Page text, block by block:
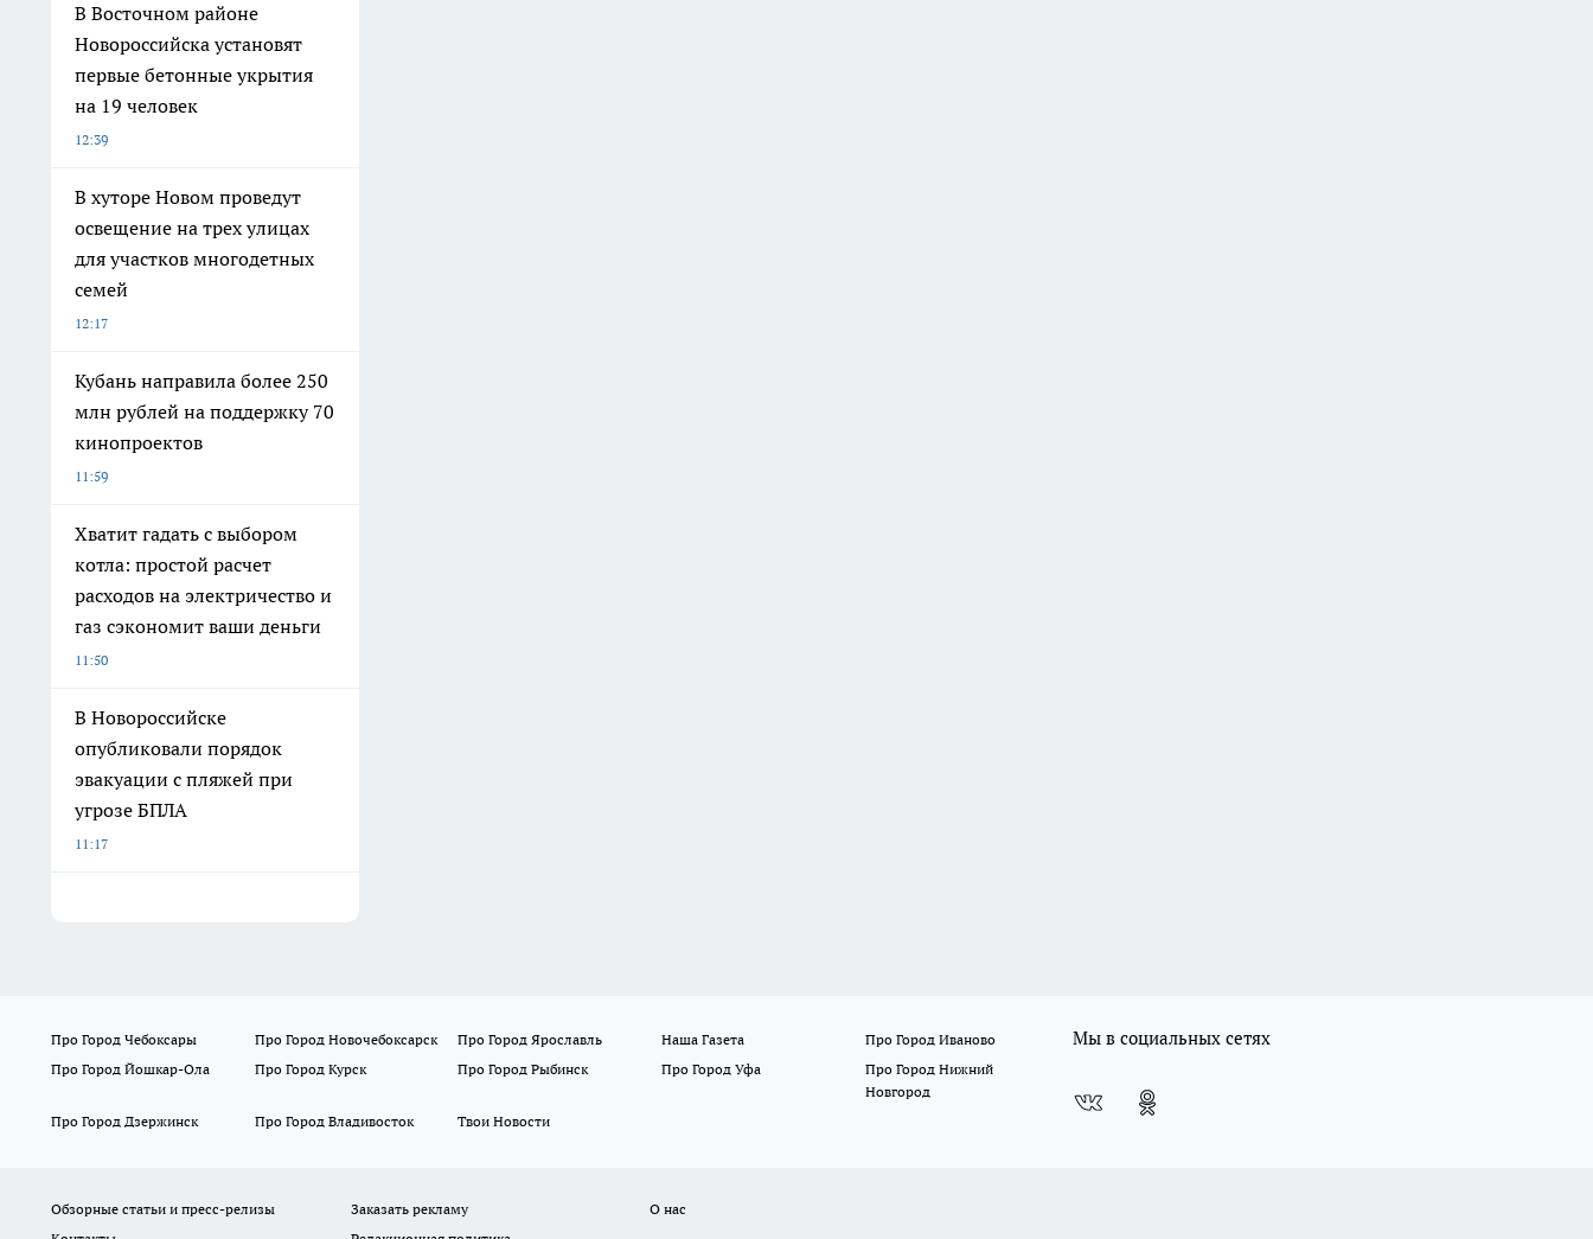
В Восточном районе
Новороссийска установят
первые бетонные укрытия
на 19 человек
12:39
В хуторе Новом проведут
освещение на трех улицах
для участков многодетных
семей
12:17
Кубань направила более 250
млн рублей на поддержку 70
кинопроектов
11:59
Хватит гадать с выбором
котла: простой расчет
расходов на электричество и
газ сэкономит ваши деньги
11:50
В Новороссийске
опубликовали порядок
эвакуации с пляжей при
угрозе БПЛА
11:17
Про Город Чебоксары Про Город Новочебоксарск Про Город Ярославль Наша Газета
Про Город Иваново
Про Город Йошкар-Ола
Про Город Курск Про Город Рыбинск Про Город Уфа
Про Город Нижний
Новгород
Про Город Дзержинск
Про Город Владивосток Твои Новости
Мы в социальных сетях
Обзорные статьи и пресс-релизы Заказать рекламу
О нас